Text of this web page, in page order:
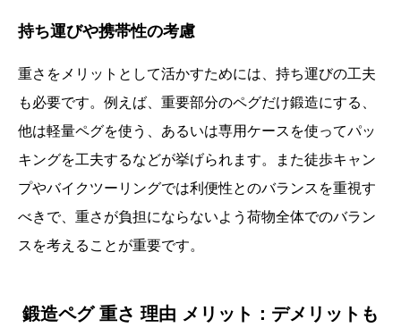
持ち運びや携帯性の考慮
重さをメリットとして活かすためには、持ち運びの工夫
も必要です。例えば、重要部分のペグだけ鍛造にする、
他は軽量ペグを使う、あるいは専用ケースを使ってパッ
キングを工夫するなどが挙げられます。また徒歩キャン
プやバイクツーリングでは利便性とのバランスを重視す
べきで、重さが負担にならないよう荷物全体でのバラン
スを考えることが重要です。
鍛造ペグ 重さ 理由 メリット：デメリットも